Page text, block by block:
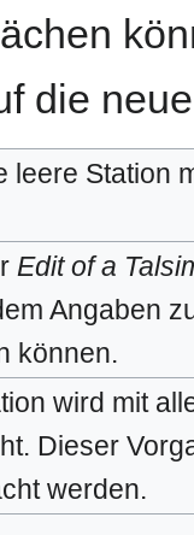
die
leere Station
Edit of a
Angaben
können.
wird mit
Dieser
werden.